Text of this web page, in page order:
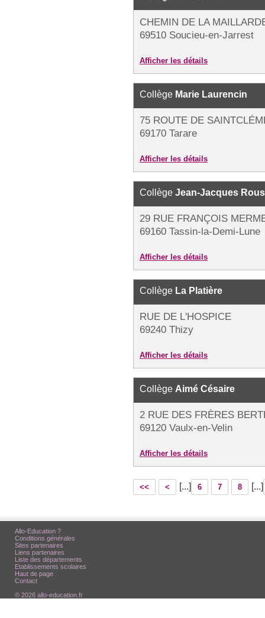
CHEMIN DE LA
69510 Soucieu-en-Jarrest
Afficher les détails
Collège Marie Laurencin
75 ROUTE DE
69170 Tarare
Afficher les détails
Collège Jean-Jacques
29 RUE FRANÇOIS
69160 Tassin-la-Demi-Lune
Afficher les détails
Collège La Platière
RUE DE L'HOSPICE
69240 Thizy
Afficher les détails
Collège Aimé Césaire
2 RUE DES FRÈRES
69120 Vaulx-en-Velin
Afficher les détails
<< < [...] 6 7 8 [...]
Allo-Education ?
Conditions générales
Sites partenaires
Liens partenaires
Liste des départements
Etablissements scolaires
Haut de page
Contact
© 2026 allo-education.fr